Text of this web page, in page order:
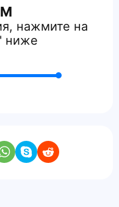
нажмите на
ниже